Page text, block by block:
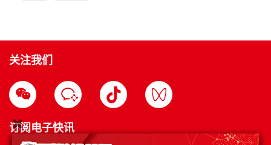
关注我们
订阅电子快讯